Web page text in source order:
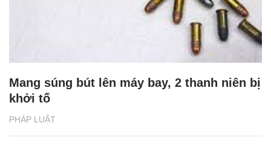
PHÁP LUẬT
Mang súng bút lên máy bay, 2 thanh niên bị
khởi tố